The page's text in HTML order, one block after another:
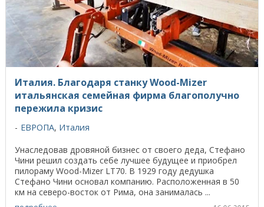
Италия. Благодаря станку Wood-Mizer
итальянская семейная фирма благополучно
пережила кризис
ЕВРОПА, Италия
Унаследовав дровяной бизнес от своего деда, Стефано
Чини решил создать себе лучшее будущее и приобрел
пилораму Wood-Mizer LT70. В 1929 году дедушка
Стефано Чини основал компанию. Расположенная в 50
км на северо-восток от Рима, она занималась ...